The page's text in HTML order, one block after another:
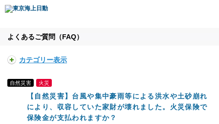
よくあるご質問（FAQ）
カテゴリー表示
自然災害 火災
【自然災害】台風や集中豪雨等による洪水や土砂崩れ
により、収容していた家財が壊れました。火災保険で
保険金が支払われますか？